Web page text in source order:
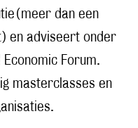
(meer dan een
en adviseert onder
Forum.
masterclasses en